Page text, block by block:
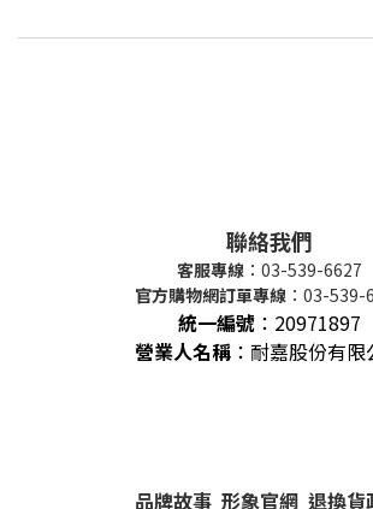
聯絡我們
客服專線 ：03-539-6627
官方購物網訂單專線 ：03-539-
統一編號 ： 20971897
營業人名稱 ：耐嘉股份有限
品牌故事 形象官網 退換貨